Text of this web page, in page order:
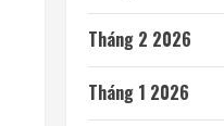
Tháng 2 2026
Tháng 1 2026